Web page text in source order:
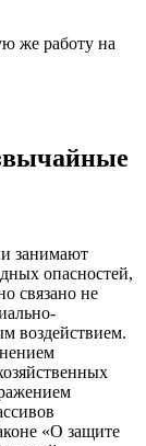
же работу на
занимают
опасностей,
связано не
воздействием.
«О защите